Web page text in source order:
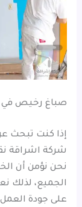
صباغ رخيص في
إذا كنت تبحث
شركة اشراقة
نحن نؤمن أن
الجميع، لذلك
على جودة